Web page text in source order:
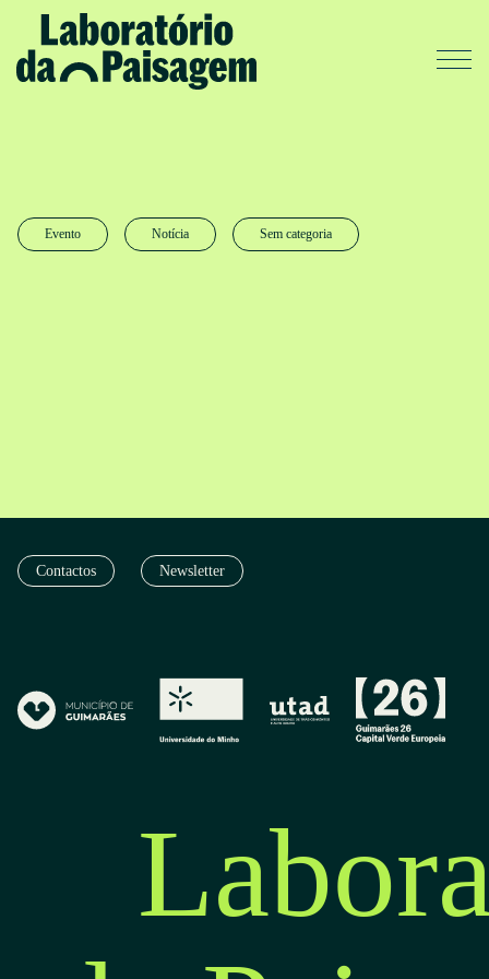
Evento Notícia Sem categoria
Contactos Newsletter